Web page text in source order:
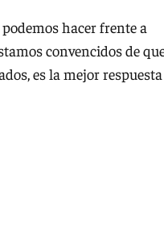
hacer frente a
convencidos de
es la mejor